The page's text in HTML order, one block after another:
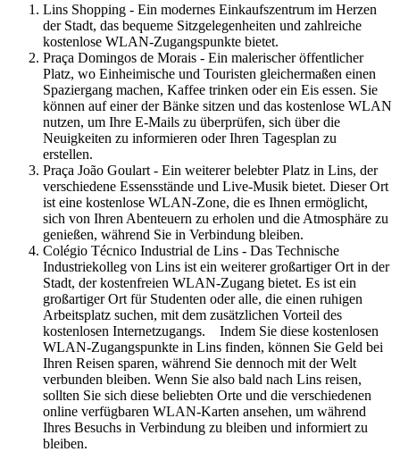
Lins Shopping - Ein modernes Einkaufszentrum im Herzen
der Stadt, das bequeme Sitzgelegenheiten und zahlreiche
kostenlose WLAN-Zugangspunkte bietet.
Praça Domingos de Morais - Ein malerischer öffentlicher
Platz, wo Einheimische und Touristen gleichermaßen einen
Spaziergang machen, Kaffee trinken oder ein Eis essen. Sie
können auf einer der Bänke sitzen und das kostenlose WLAN
nutzen, um Ihre E-Mails zu überprüfen, sich über die
Neuigkeiten zu informieren oder Ihren Tagesplan zu
erstellen.
Praça João Goulart - Ein weiterer belebter Platz in Lins, der
verschiedene Essensstände und Live-Musik bietet. Dieser Ort
ist eine kostenlose WLAN-Zone, die es Ihnen ermöglicht,
sich von Ihren Abenteuern zu erholen und die Atmosphäre zu
genießen, während Sie in Verbindung bleiben.
Colégio Técnico Industrial de Lins - Das Technische
Industriekolleg von Lins ist ein weiterer großartiger Ort in der
Stadt, der kostenfreien WLAN-Zugang bietet. Es ist ein
großartiger Ort für Studenten oder alle, die einen ruhigen
Arbeitsplatz suchen, mit dem zusätzlichen Vorteil des
kostenlosen Internetzugangs. Indem Sie diese kostenlosen
WLAN-Zugangspunkte in Lins finden, können Sie Geld bei
Ihren Reisen sparen, während Sie dennoch mit der Welt
verbunden bleiben. Wenn Sie also bald nach Lins reisen,
sollten Sie sich diese beliebten Orte und die verschiedenen
online verfügbaren WLAN-Karten ansehen, um während
Ihres Besuchs in Verbindung zu bleiben und informiert zu
bleiben.